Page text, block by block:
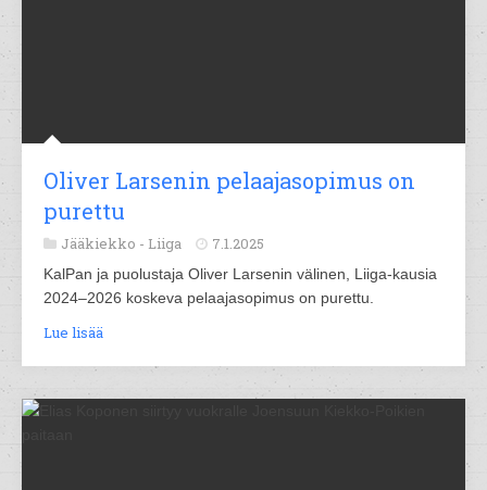
Oliver Larsenin pelaajasopimus on
purettu
Jääkiekko - Liiga 7.1.2025
KalPan ja puolustaja Oliver Larsenin välinen, Liiga-kausia
2024–2026 koskeva pelaajasopimus on purettu.
Lue lisää